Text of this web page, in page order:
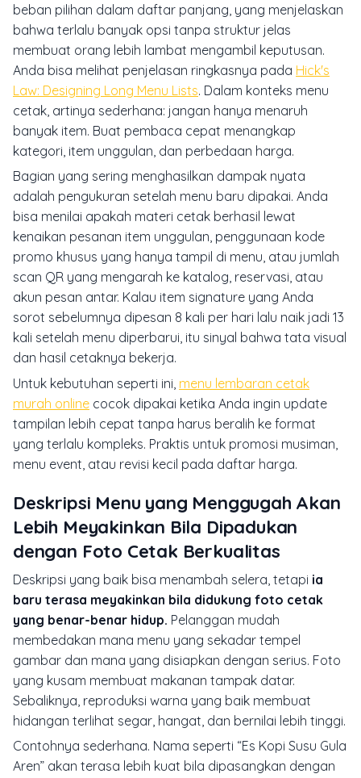
beban pilihan dalam daftar panjang, yang menjelaskan
bahwa terlalu banyak opsi tanpa struktur jelas
membuat orang lebih lambat mengambil keputusan.
Anda bisa melihat penjelasan ringkasnya pada Hick's
Law: Designing Long Menu Lists. Dalam konteks menu
cetak, artinya sederhana: jangan hanya menaruh
banyak item. Buat pembaca cepat menangkap
kategori, item unggulan, dan perbedaan harga.
Bagian yang sering menghasilkan dampak nyata
adalah pengukuran setelah menu baru dipakai. Anda
bisa menilai apakah materi cetak berhasil lewat
kenaikan pesanan item unggulan, penggunaan kode
promo khusus yang hanya tampil di menu, atau jumlah
scan QR yang mengarah ke katalog, reservasi, atau
akun pesan antar. Kalau item signature yang Anda
sorot sebelumnya dipesan 8 kali per hari lalu naik jadi 13
kali setelah menu diperbarui, itu sinyal bahwa tata visual
dan hasil cetaknya bekerja.
Untuk kebutuhan seperti ini, menu lembaran cetak
murah online cocok dipakai ketika Anda ingin update
tampilan lebih cepat tanpa harus beralih ke format
yang terlalu kompleks. Praktis untuk promosi musiman,
menu event, atau revisi kecil pada daftar harga.
Deskripsi Menu yang Menggugah Akan
Lebih Meyakinkan Bila Dipadukan
dengan Foto Cetak Berkualitas
Deskripsi yang baik bisa menambah selera, tetapi ia
baru terasa meyakinkan bila didukung foto cetak
yang benar-benar hidup. Pelanggan mudah
membedakan mana menu yang sekadar tempel
gambar dan mana yang disiapkan dengan serius. Foto
yang kusam membuat makanan tampak datar.
Sebaliknya, reproduksi warna yang baik membuat
hidangan terlihat segar, hangat, dan bernilai lebih tinggi.
Contohnya sederhana. Nama seperti “Es Kopi Susu Gula
Aren” akan terasa lebih kuat bila dipasangkan dengan